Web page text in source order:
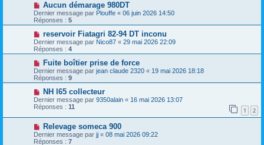
Aucun démarage 980DT
Dernier message par Plouffe « 06 juin 2026 14:50
Réponses : 5
reservoir Fiatagri 82-94 DT inconu
Dernier message par Nico87 « 29 mai 2026 22:09
Réponses : 4
Fuite boîtier prise de force
Dernier message par jean claude 2320 « 19 mai 2026 18:18
Réponses : 9
NH l65 collecteur
Dernier message par 9350alain « 16 mai 2026 13:07
Réponses : 11 1 2
Relevage someca 900
Dernier message par jj « 08 mai 2026 09:22
Réponses : 7